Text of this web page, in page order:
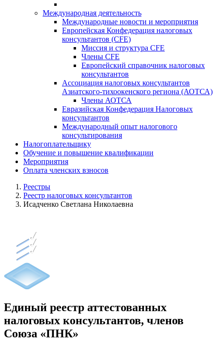
Международная деятельность
Международные новости и мероприятия
Европейская Конфедерация налоговых
консультантов (CFE)
Миссия и структура CFE
Члены CFE
Европейский справочник налоговых
консультантов
Ассоциация налоговых консультантов
Азиатского-тихоокенского региона (АОТСА)
Члены АОТСА
Евразийская Конфедерация Налоговых
консультантов
Международный опыт налогового
консультирования
Налогоплательщику
Обучение и повышение квалификации
Мероприятия
Оплата членских взносов
Реестры
Реестр налоговых консультантов
Исадченко Светлана Николаевна
Единый реестр аттестованных
налоговых консультантов, членов
Союза «ПНК»